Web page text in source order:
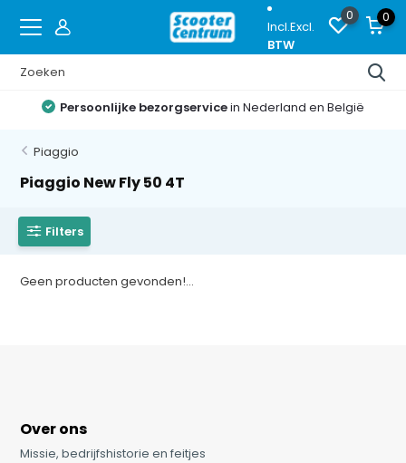
Incl.Excl.
BTW
0 0
Persoonlijke bezorgservicein Nederland en België
Piaggio
Piaggio New Fly 50 4T
Filters
Geen producten gevonden!...
Over ons
Missie, bedrijfshistorie en feitjes